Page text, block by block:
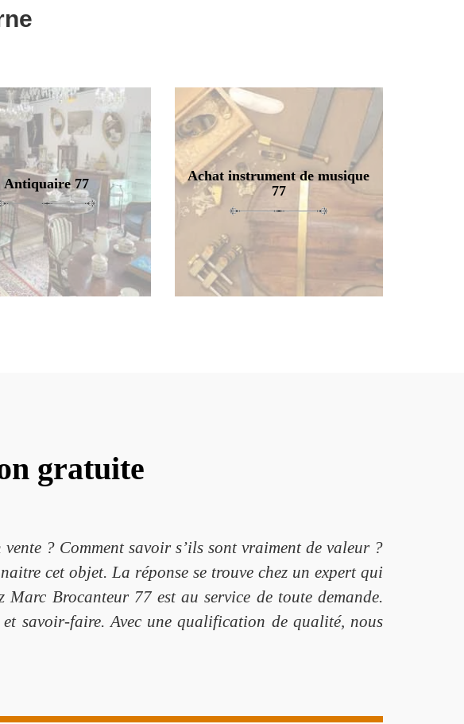
Antiquaire 77
Achat instrument de musique
77
gratuite
vente ? Comment savoir s’ils sont vraiment de valeur ?
cet objet. La réponse se trouve chez un expert qui
Brocanteur 77 est au service de toute demande.
et savoir-faire. Avec une qualification de qualité, nous